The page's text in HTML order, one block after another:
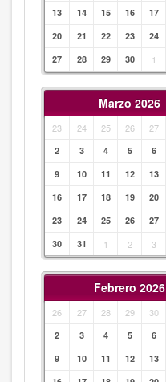
13
14 15 16 17
20
21 22 23 24
27
28 29 30 1
Marzo 2026
23 24 25 26 27
2
3 4 5 6
9
10 11 12 13
16
17 18 19 20
23
24 25 26 27
30
31 1 2 3
Febrero 2026
26 27 28 29 30
2
3 4 5 6
9
10 11 12 13